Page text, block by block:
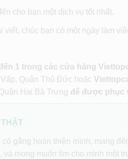
cho bạn một dịch vụ tốt nhất.
chúc bạn có một ngày làm
1 trong các cửa hàng
Quận Thủ Đức hoặc
Hai Bà Trưng để được phục
THẬT
cố gắng hoàn thiện mình, mang
mong muốn tìm cho mình một